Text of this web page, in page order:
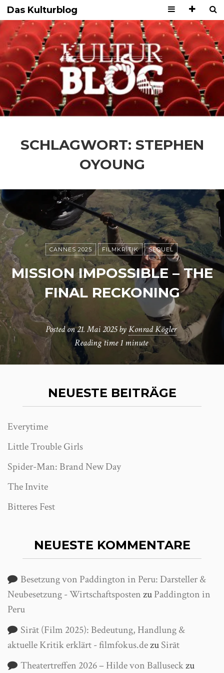
Das Kulturblog
SCHLAGWORT: STEPHEN
OYOUNG
CANNES 2025 FILMKRITIK SEQUEL
MISSION IMPOSSIBLE – THE
FINAL RECKONING
Posted on21. Mai 2025 byKonrad Kögler
Reading time1 minute
NEUESTE BEITRÄGE
Everytime
Little Trouble Girls
Spider-Man: Brand New Day
The Invite
Bitteres Fest
NEUESTE KOMMENTARE
Besetzung von Paddington in Peru: Darsteller &
Neubesetzung - WirtschaftspostenzuPaddington in
Peru
Sirāt (Film 2025): Bedeutung, Handlung &
aktuelle Kritik erklärt - filmfokus.dezuSirāt
Theatertreffen 2026 – Hilde von Balluseckzu